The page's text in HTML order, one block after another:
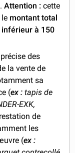
Attention :cette
montant total
inférieur à 150
précise des
la vente de
sa
(ex :tapis de
EXK,
de
les
(ex :